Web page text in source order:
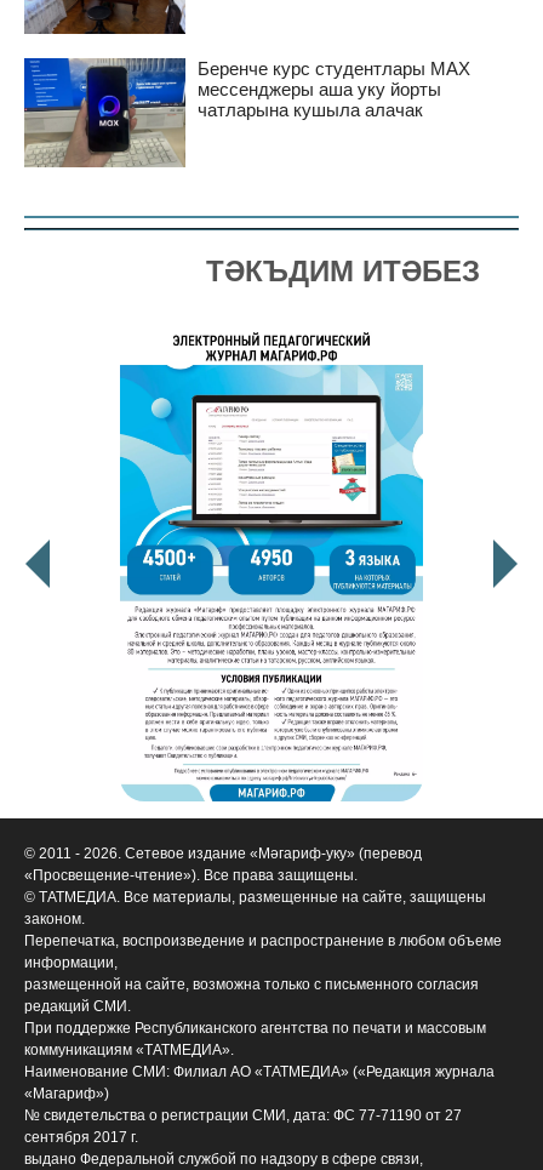
Беренче курс студентлары MAX
мессенджеры аша уку йорты
чатларына кушыла алачак
ТӘКЪДИМ ИТӘБЕЗ
© 2011 - 2026. Сетевое издание «Мәгариф-уку» (перевод
«Просвещение-чтение»). Все права защищены.
© ТАТМЕДИА. Все материалы, размещенные на сайте, защищены
законом.
Перепечатка, воспроизведение и распространение в любом объеме
информации,
размещенной на сайте, возможна только с письменного согласия
редакций СМИ.
При поддержке Республиканского агентства по печати и массовым
коммуникациям «ТАТМЕДИА».
Наименование СМИ: Филиал АО «ТАТМЕДИА» («Редакция журнала
«Магариф»)
№ свидетельства о регистрации СМИ, дата: ФС 77-71190 от 27
сентября 2017 г.
выдано Федеральной службой по надзору в сфере связи,